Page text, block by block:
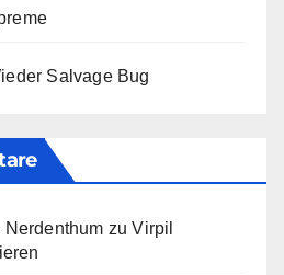
Salvage Bug
zuVirpil